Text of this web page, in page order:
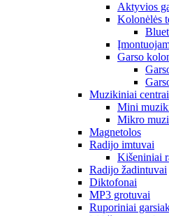
Aktyvios
Kolonėlės
Garso
Muzikiniai centrai
Mini
Mikro
Magnetolos
Radijo imtuvai
Kišeniniai
Radijo žadintuvai
Diktofonai
MP3 grotuvai
Ruporiniai